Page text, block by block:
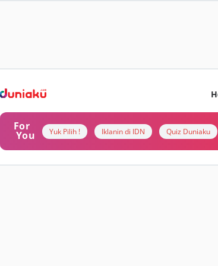
For
You Yuk Pilih ! Iklanin di IDN Quiz Duniaku